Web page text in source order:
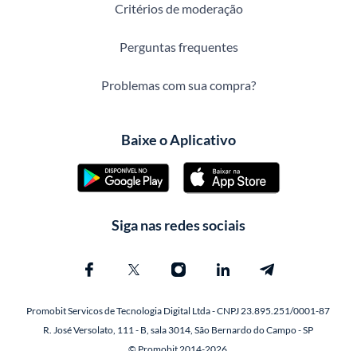
Critérios de moderação
Perguntas frequentes
Problemas com sua compra?
Baixe o Aplicativo
Siga nas redes sociais
Promobit Servicos de Tecnologia Digital Ltda - CNPJ 23.895.251/0001-87
R. José Versolato, 111 - B, sala 3014, São Bernardo do Campo - SP